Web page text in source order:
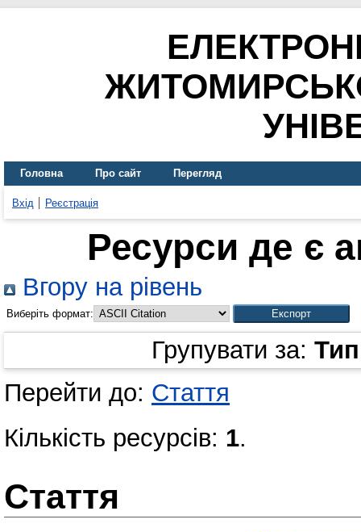
Головна Про сайт Перегляд
Вхід Реєстрація
Ресурси де є
Вгору на рівень
Виберіть формат:
Групувати за:
Перейти до: Стаття
Кількість ресурсів: 1.
Стаття